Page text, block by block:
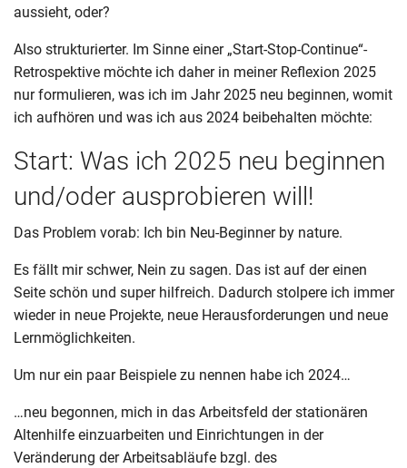
aussieht, oder?
Also strukturierter. Im Sinne einer „Start-Stop-Continue“-
Retrospektive möchte ich daher in meiner Reflexion 2025
nur formulieren, was ich im Jahr 2025 neu beginnen, womit
ich aufhören und was ich aus 2024 beibehalten möchte:
Start: Was ich 2025 neu beginnen
und/oder ausprobieren will!
Das Problem vorab: Ich bin Neu-Beginner by nature.
Es fällt mir schwer, Nein zu sagen. Das ist auf der einen
Seite schön und super hilfreich. Dadurch stolpere ich immer
wieder in neue Projekte, neue Herausforderungen und neue
Lernmöglichkeiten.
Um nur ein paar Beispiele zu nennen habe ich 2024…
…neu begonnen, mich in das Arbeitsfeld der stationären
Altenhilfe einzuarbeiten und Einrichtungen in der
Veränderung der Arbeitsabläufe bzgl. des